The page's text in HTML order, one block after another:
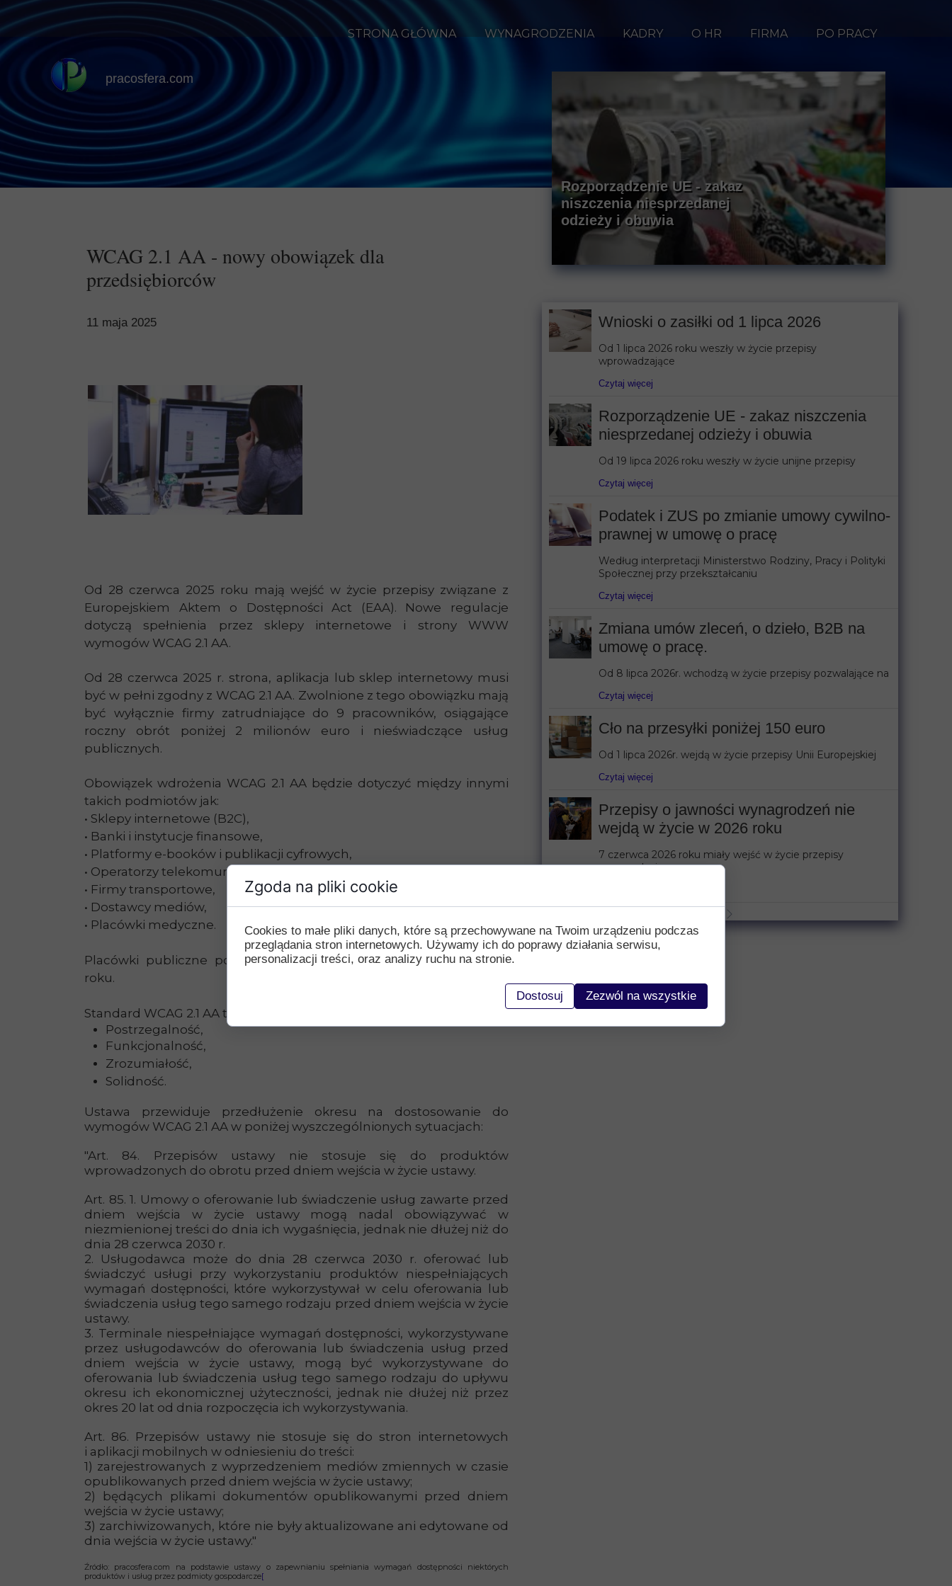
Rozporządzenie UE - zakaz
niszczenia niesprzedanej
odzieży i obuwia
STRONA GŁÓWNA WYNAGRODZENIA KADRY O HR FIRMA PO PRACY
pracosfera.com
WCAG 2.1 AA - nowy obowiązek dla
przedsiębiorców
11 maja 2025 Wnioski o zasiłki od 1 lipca 2026
Od 1 lipca 2026 roku weszły w życie przepisy
wprowadzające
Czytaj więcej
Rozporządzenie UE - zakaz niszczenia
niesprzedanej odzieży i obuwia
Od 19 lipca 2026 roku weszły w życie unijne przepisy
Czytaj więcej
Podatek i ZUS po zmianie umowy cywilno-
prawnej w umowę o pracę
Według interpretacji Ministerstwo Rodziny, Pracy i Polityki
Społecznej przy przekształcaniu
Czytaj więcej
Zmiana umów zleceń, o dzieło, B2B na
umowę o pracę.
Od 8 lipca 2026r. wchodzą w życie przepisy pozwalające na
Czytaj więcej
Cło na przesyłki poniżej 150 euro
Od 1 lipca 2026r. wejdą w życie przepisy Unii Europejskiej
Czytaj więcej
Przepisy o jawności wynagrodzeń nie
wejdą w życie w 2026 roku
7 czerwca 2026 roku miały wejść w życie przepisy
wprowadzające
Od 28 czerwca 2025 roku mają wejść w życie przepisy związane z
Europejskiem Aktem o Dostępności Act (EAA). Nowe regulacje
dotyczą spełnienia przez sklepy internetowe i strony WWW
wymogów WCAG 2.1 AA.
Od 28 czerwca 2025 r. strona, aplikacja lub sklep internetowy musi
być w pełni zgodny z WCAG 2.1 AA. Zwolnione z tego obowiązku mają
być wyłącznie firmy zatrudniające do 9 pracowników, osiągające
roczny obrót poniżej 2 milionów euro i nieświadczące usług
publicznych.
Obowiązek wdrożenia WCAG 2.1 AA będzie dotyczyć między innymi
takich podmiotów jak:
• Sklepy internetowe (B2C),
• Banki i instytucje finansowe,
• Platformy e-booków i publikacji cyfrowych,
• Operatorzy telekomunikacyjni,
• Firmy transportowe,
• Dostawcy mediów,
• Placówki medyczne.
Placówki publiczne podlegają przepisom wprowadzonym w 2019
roku.
Standard WCAG 2.1 AA to cztery filary dostępności:
Postrzegalność,
Funkcjonalność,
Zrozumiałość,
Solidność.
Ustawa przewiduje przedłużenie okresu na dostosowanie do
wymogów WCAG 2.1 AA w poniżej wyszczególnionych sytuacjach:
"Art. 84. Przepisów ustawy nie stosuje się do produktów
wprowadzonych do obrotu przed dniem wejścia w życie ustawy.
Art. 85. 1. Umowy o oferowanie lub świadczenie usług zawarte przed
dniem wejścia w życie ustawy mogą nadal obowiązywać w
niezmienionej treści do dnia ich wygaśnięcia, jednak nie dłużej niż do
dnia 28 czerwca 2030 r.
2. Usługodawca może do dnia 28 czerwca 2030 r. oferować lub
świadczyć usługi przy wykorzystaniu produktów niespełniających
wymagań dostępności, które wykorzystywał w celu oferowania lub
świadczenia usług tego samego rodzaju przed dniem wejścia w życie
ustawy.
3. Terminale niespełniające wymagań dostępności, wykorzystywane
przez usługodawców do oferowania lub świadczenia usług przed
dniem wejścia w życie ustawy, mogą być wykorzystywane do
oferowania lub świadczenia usług tego samego rodzaju do upływu
okresu ich ekonomicznej użyteczności, jednak nie dłużej niż przez
okres 20 lat od dnia rozpoczęcia ich wykorzystywania.
Art. 86. Przepisów ustawy nie stosuje się do stron internetowych
i aplikacji mobilnych w odniesieniu do treści:
1) zarejestrowanych z wyprzedzeniem mediów zmiennych w czasie
opublikowanych przed dniem wejścia w życie ustawy;
2) będących plikami dokumentów opublikowanymi przed dniem
wejścia w życie ustawy;
3) zarchiwizowanych, które nie były aktualizowane ani edytowane od
dnia wejścia w życie ustawy."
Źródło: pracosfera.com na podstawie ustawy o zapewnianiu spełniania wymagań dostępności niektórych
produktów i usług przez podmioty gospodarcze[
Zgoda na pliki cookie
Cookies to małe pliki danych, które są przechowywane na Twoim urządzeniu podczas
przeglądania stron internetowych. Używamy ich do poprawy działania serwisu,
personalizacji treści, oraz analizy ruchu na stronie.
Dostosuj Zezwól na wszystkie